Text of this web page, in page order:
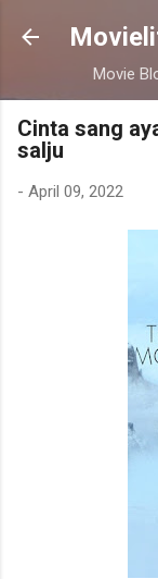
Movie
Cinta sang
salju
- April 09, 2022